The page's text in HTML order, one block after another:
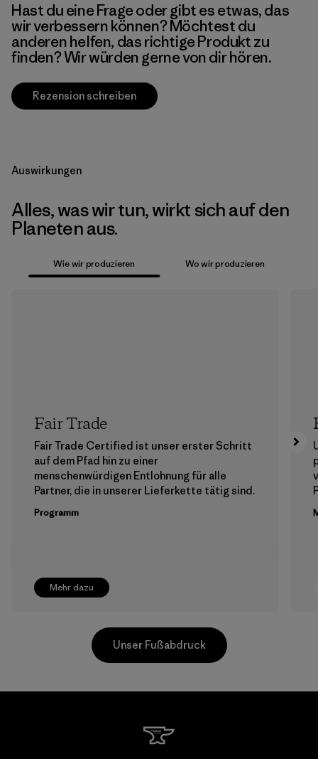
Hast du eine Frage oder gibt es etwas, das
wir verbessern können? Möchtest du
anderen helfen, das richtige Produkt zu
finden? Wir würden gerne von dir hören.
Rezension schreiben
Auswirkungen
Alles, was wir tun, wirkt sich auf den
Planeten aus.
Wie wir produzieren Wo wir produzieren
Mehr dazu
Fair Trade
Fair Trade Certified ist unser erster Schritt
auf dem Pfad hin zu einer
menschenwürdigen Entlohnung für alle
Partner, die in unserer Lieferkette tätig sind.
Programm
Unser Fußabdruck